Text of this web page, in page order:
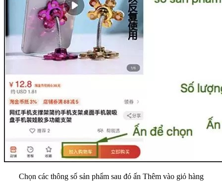
Chọn các thông số sản phẩm sau đó ấn Thêm vào giỏ hàng